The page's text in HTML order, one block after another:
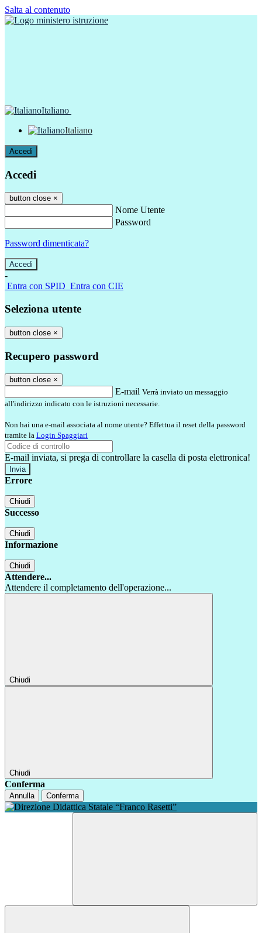
Salta al contenuto
Italiano
Italiano
Accedi
Accedi
button close ×
Nome Utente
Password
Password dimenticata?
-
Entra con SPID Entra con CIE
Seleziona utente
button close ×
Recupero password
button close ×
E-mail Verrà inviato un messaggio
all'indirizzo indicato con le istruzioni necessarie.
Non hai una e-mail associata al nome utente? Effettua il reset della password
tramite la Login Spaggiari
E-mail inviata, si prega di controllare la casella di posta elettronica!
Errore
Chiudi
Successo
Chiudi
Informazione
Chiudi
Attendere...
Attendere il completamento dell'operazione...
Chiudi
Chiudi
Conferma
Annulla Conferma